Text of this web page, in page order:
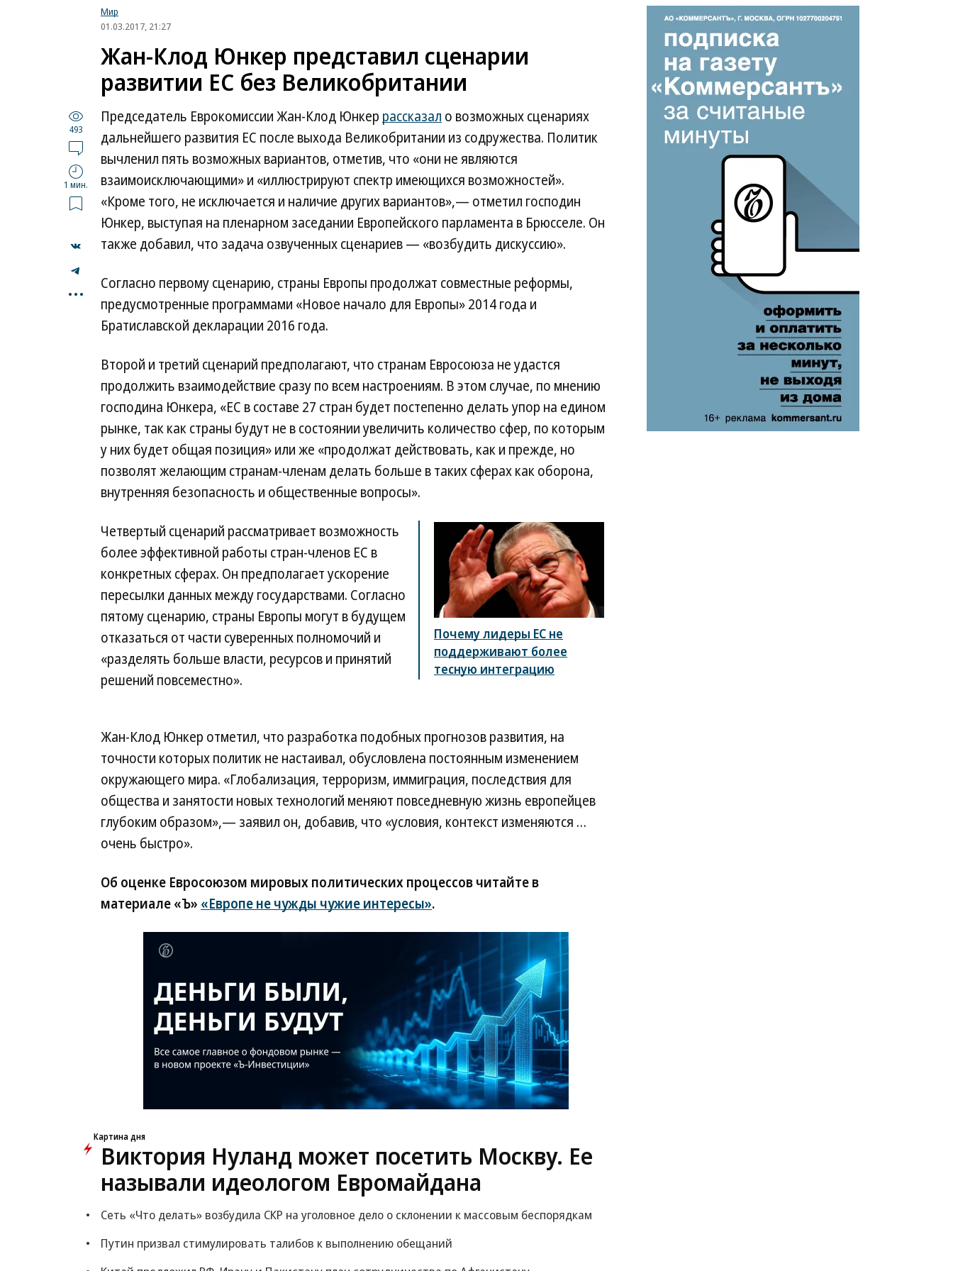
Мир
01.03.2017, 21:27
Жан-Клод Юнкер представил сценарии
развитии ЕС без Великобритании
493
1 мин.
...
Председатель Еврокомиссии Жан-Клод Юнкер рассказал о возможных сценариях
дальнейшего развития ЕС после выхода Великобритании из содружества. Политик
вычленил пять возможных вариантов, отметив, что «они не являются
взаимоисключающими» и «иллюстрируют спектр имеющихся возможностей».
«Кроме того, не исключается и наличие других вариантов»,— отметил господин
Юнкер, выступая на пленарном заседании Европейского парламента в Брюсселе. Он
также добавил, что задача озвученных сценариев — «возбудить дискуссию».
Согласно первому сценарию, страны Европы продолжат совместные реформы,
предусмотренные программами «Новое начало для Европы» 2014 года и
Братиславской декларации 2016 года.
Второй и третий сценарий предполагают, что странам Евросоюза не удастся
продолжить взаимодействие сразу по всем настроениям. В этом случае, по мнению
господина Юнкера, «ЕС в составе 27 стран будет постепенно делать упор на едином
рынке, так как страны будут не в состоянии увеличить количество сфер, по которым
у них будет общая позиция» или же «продолжат действовать, как и прежде, но
позволят желающим странам-членам делать больше в таких сферах как оборона,
внутренняя безопасность и общественные вопросы».
Почему лидеры ЕС не
поддерживают более
тесную интеграцию
Четвертый сценарий рассматривает возможность
более эффективной работы стран-членов ЕС в
конкретных сферах. Он предполагает ускорение
пересылки данных между государствами. Согласно
пятому сценарию, страны Европы могут в будущем
отказаться от части суверенных полномочий и
«разделять больше власти, ресурсов и принятий
решений повсеместно».
Жан-Клод Юнкер отметил, что разработка подобных прогнозов развития, на
точности которых политик не настаивал, обусловлена постоянным изменением
окружающего мира. «Глобализация, терроризм, иммиграция, последствия для
общества и занятости новых технологий меняют повседневную жизнь европейцев
глубоким образом»,— заявил он, добавив, что «условия, контекст изменяются …
очень быстро».
Об оценке Евросоюзом мировых политических процессов читайте в
материале «Ъ» «Европе не чужды чужие интересы».
Картина дня
Виктория Нуланд может посетить Москву. Ее
называли идеологом Евромайдана
Сеть «Что делать» возбудила СКР на уголовное дело о склонении к массовым беспорядкам
Путин призвал стимулировать талибов к выполнению обещаний